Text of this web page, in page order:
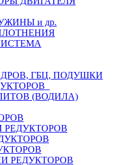
и др.
ГБЦ, ПОДУШКИ
(ВОДИЛА)
РЕДУКТОРОВ